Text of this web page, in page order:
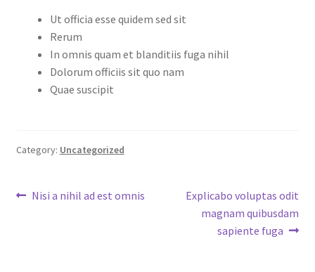
Ut officia esse quidem sed sit
Rerum
In omnis quam et blanditiis fuga nihil
Dolorum officiis sit quo nam
Quae suscipit
Category: Uncategorized
Post
Previous
Nisi a nihil ad est omnis
Next
post:
Explicabo voluptas odit
magnam quibusdam
sapiente fuga